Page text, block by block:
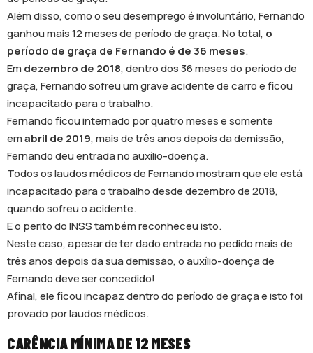
Além disso, como o seu desemprego é involuntário, Fernando
ganhou mais 12 meses de período de graça. No total, o
período de graça de Fernando é de 36 meses.
Em dezembro de 2018, dentro dos 36 meses do período de
graça, Fernando sofreu um grave acidente de carro e ficou
incapacitado para o trabalho.
Fernando ficou internado por quatro meses e somente
emabril de 2019, mais de três anos depois da demissão,
Fernando deu entrada no auxílio-doença.
Todos os laudos médicos de Fernando mostram que ele está
incapacitado para o trabalho desde dezembro de 2018,
quando sofreu o acidente.
E o perito do INSS também reconheceu isto.
Neste caso, apesar de ter dado entrada no pedido mais de
três anos depois da sua demissão, o auxílio-doença de
Fernando deve ser concedido!
Afinal, ele ficou incapaz dentro do período de graça e isto foi
provado por laudos médicos.
CARÊNCIA MÍNIMA DE 12 MESES